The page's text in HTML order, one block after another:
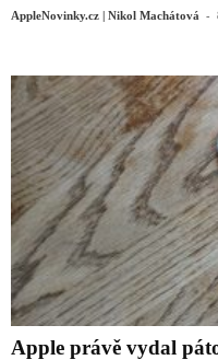
AppleNovinky.cz | Nikol Machátová -
Apple právě vydal